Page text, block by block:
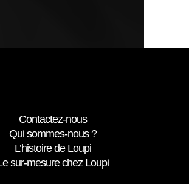
Contactez-nous
Qui sommes-nous ?
L’histoire de Loupi
sur-mesure chez Loupi